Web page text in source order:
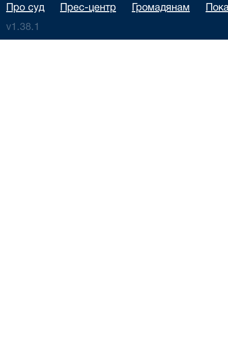
Про суд Прес-центр Громадянам
v1.38.1